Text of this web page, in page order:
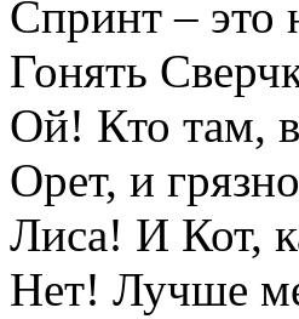
Спринт – это
Гонять
Ой! Кто там,
Орет, и
Лиса! И Кот,
Нет! Лучше